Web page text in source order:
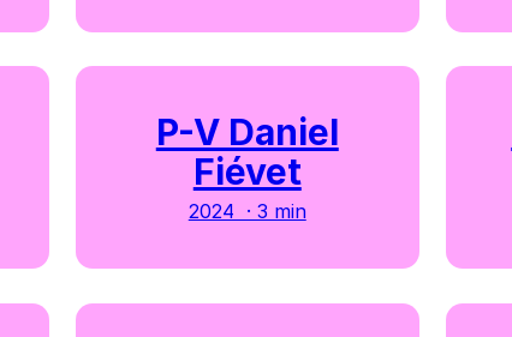
P-V Daniel
Fiévet
2024 · 3 min